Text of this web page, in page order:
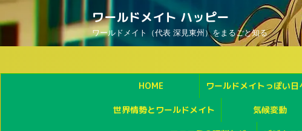
ワールドメイト ハッピー
ワールドメイト（代表 深見東州）をまるごと知る
HOME ワールドメイトっぽい日
世界情勢とワールドメイト 気候変動